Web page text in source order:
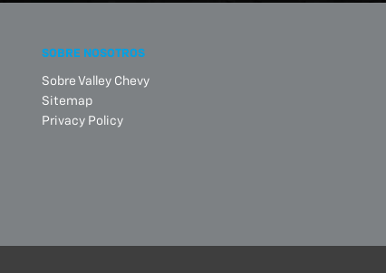
SOBRE NOSOTROS
Sobre Valley Chevy
Sitemap
Privacy Policy